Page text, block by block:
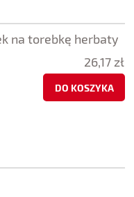
na torebkę herbaty
26,17 zł
DO KOSZYKA